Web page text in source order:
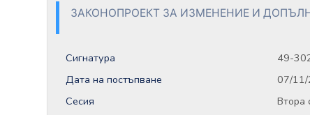
ЗАКОНОПРОЕКТ ЗА ИЗМЕНЕНИЕ И
Сигнатура
49-
Дата на постъпване
07/
Сесия
Втора